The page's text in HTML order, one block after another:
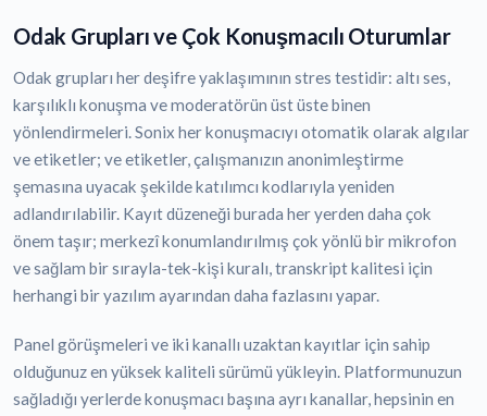
Odak Grupları ve Çok Konuşmacılı Oturumlar
Odak grupları her deşifre yaklaşımının stres testidir: altı ses,
karşılıklı konuşma ve moderatörün üst üste binen
yönlendirmeleri. Sonix her konuşmacıyı otomatik olarak algılar
ve etiketler; ve etiketler, çalışmanızın anonimleştirme
şemasına uyacak şekilde katılımcı kodlarıyla yeniden
adlandırılabilir. Kayıt düzeneği burada her yerden daha çok
önem taşır; merkezî konumlandırılmış çok yönlü bir mikrofon
ve sağlam bir sırayla-tek-kişi kuralı, transkript kalitesi için
herhangi bir yazılım ayarından daha fazlasını yapar.
Panel görüşmeleri ve iki kanallı uzaktan kayıtlar için sahip
olduğunuz en yüksek kaliteli sürümü yükleyin. Platformunuzun
sağladığı yerlerde konuşmacı başına ayrı kanallar, hepsinin en